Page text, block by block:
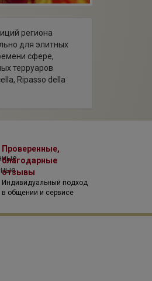
региона
для элитных
сфере,
терруаров
Ripasso della
которые отдают
Проверенные,
благодарные
отзывы
Индивидуальный подход
в общении и сервисе